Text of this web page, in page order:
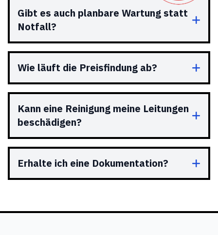
Gibt es auch planbare Wartung statt
Notfall?
Wie läuft die Preisfindung ab?
Kann eine Reinigung meine Leitungen
beschädigen?
Erhalte ich eine Dokumentation?